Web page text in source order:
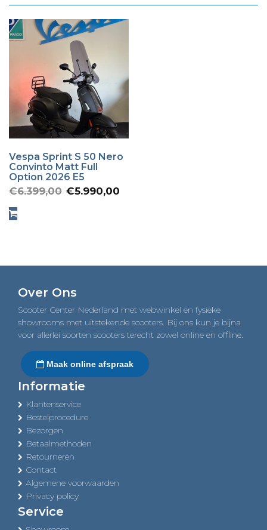
Vespa Sprint S 50 Nero
Convinto Matt Full
Option 2026 E5
€6.399,00 Oorspronkelijke
€5.990,00
Over Ons
Scooter Center Nederland met webwinkel en fysieke
showrooms met uitstekende scooters. Bij ons kun je bijna
voor allerlei soorten scooters terecht zowel online en offline.
Maak online afspraak
Informatie
Klantenservice
Bestelprocedure
Bezorgen
Betaalmethoden
Retourneren
Contact
Algemene voorwaarden
Privacy policy
Service